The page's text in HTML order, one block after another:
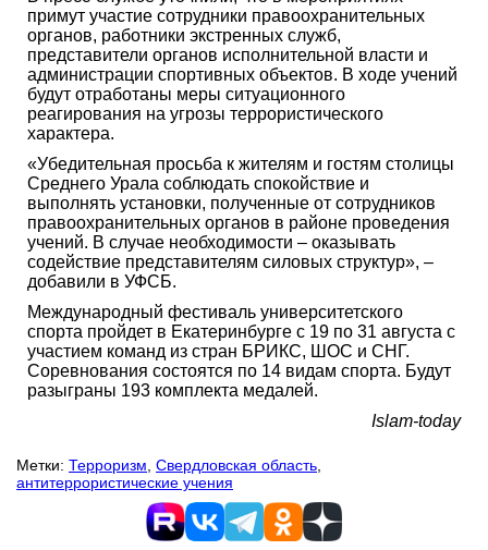
примут участие сотрудники правоохранительных
органов, работники экстренных служб,
представители органов исполнительной власти и
администрации спортивных объектов. В ходе учений
будут отработаны меры ситуационного
реагирования на угрозы террористического
характера.
«Убедительная просьба к жителям и гостям столицы
Среднего Урала соблюдать спокойствие и
выполнять установки, полученные от сотрудников
правоохранительных органов в районе проведения
учений. В случае необходимости – оказывать
содействие представителям силовых структур», –
добавили в УФСБ.
Международный фестиваль университетского
спорта пройдет в Екатеринбурге с 19 по 31 августа с
участием команд из стран БРИКС, ШОС и СНГ.
Соревнования состоятся по 14 видам спорта. Будут
разыграны 193 комплекта медалей.
Islam-today
Метки: Терроризм Свердловская область
антитеррористические учения